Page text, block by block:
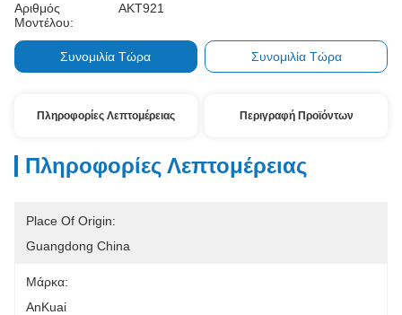
Αριθμός
Μοντέλου:
AKT921
Συνομιλία Τώρα Συνομιλία Τώρα
Πληροφορίες Λεπτομέρειας Περιγραφή Προϊόντων
Πληροφορίες Λεπτομέρειας
Place Of Origin:
Guangdong China
Μάρκα:
AnKuai